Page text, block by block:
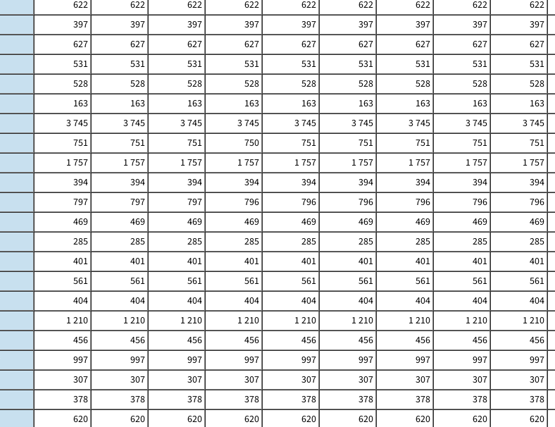
622 622 622 622 622 622 622 622
622
397 397 397 397 397 397 397 397
397
627 627 627 627 627 627 627 627
627
531 531 531 531 531 531 531 531
531
528 528 528 528 528 528 528 528
528
163 163 163 163 163 163 163 163
163
3 745 3 745 3 745 3 745 3 745 3 745 3 745 3 745
3 745
751 751 751 750 751 751 751 751
751
1 757 1 757 1 757 1 757 1 757 1 757 1 757 1 757
1 757
394 394 394 394 394 394 394 394
394
797 797 797 796 796 796 796 796
796
469 469 469 469 469 469 469 469
469
285 285 285 285 285 285 285 285
285
401 401 401 401 401 401 401 401
401
561 561 561 561 561 561 561 561
561
404 404 404 404 404 404 404 404
404
1 210 1 210 1 210 1 210 1 210 1 210 1 210 1 210
1 210
456 456 456 456 456 456 456 456
456
997 997 997 997 997 997 997 997
997
307 307 307 307 307 307 307 307
307
378 378 378 378 378 378 378 378
378
620 620 620 620 620 620 620 620
620